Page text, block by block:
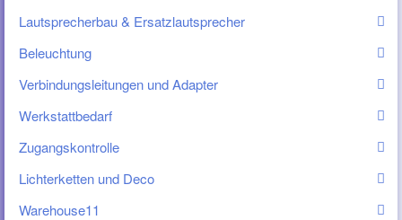
Lautsprecherbau & Ersatzlautsprecher
Beleuchtung
Verbindungsleitungen und Adapter
Werkstattbedarf
Zugangskontrolle
Lichterketten und Deco
Warehouse11